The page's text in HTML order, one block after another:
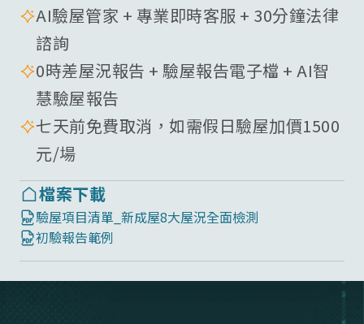
AI驗屋管家 + 專業即時客服 + 30分鐘法律
諮詢
0時差屋況報告 + 驗屋報告電子檔 + AI智
慧驗屋報告
七天前免費取消，如需假日驗屋加價1500
元/場
檔案下載
驗屋項目清單_新成屋8大屋況全面檢測
初驗報告範例